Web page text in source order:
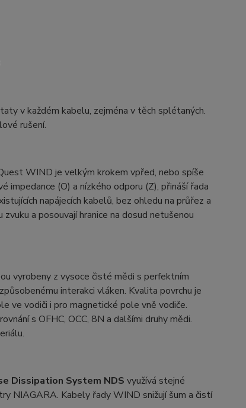
v každém kabelu, zejména v těch splétaných.
rušení.
WIND je velkým krokem vpřed, nebo spíše
(O) a nízkého odporu (Z), přináší řada
napájecích kabelů, bez ohledu na průřez a
a posouvají hranice na dosud netušenou
vyrobeny z vysoce čisté mědi s perfektním
interakci vláken. Kvalita povrchu je
ve vodiči i pro magnetické pole vně vodiče.
s OFHC, OCC, 8N a dalšími druhy mědi.
Dissipation System NDS využívá stejné
NIAGARA. Kabely řady WIND snižují šum a čistí